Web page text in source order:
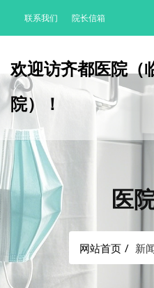
联系我们 院长信箱
欢迎访齐都医院（
院）！
医
网站首页 新